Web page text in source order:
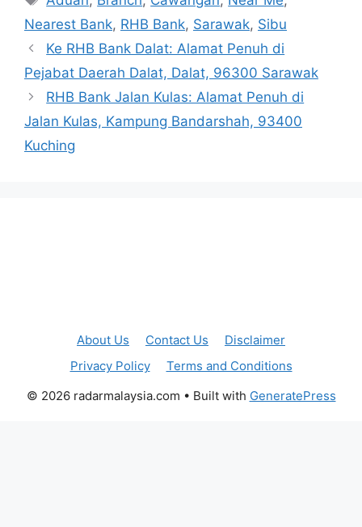
Nearest Bank, RHB Bank, Sarawak, Sibu
Ke RHB Bank Dalat: Alamat Penuh di
Pejabat Daerah Dalat, Dalat, 96300 Sarawak
RHB Bank Jalan Kulas: Alamat Penuh di
Jalan Kulas, Kampung Bandarshah, 93400
Kuching
About Us Contact Us
Disclaimer
Privacy Policy
Terms and Conditions
© 2026 radarmalaysia.com • Built with GeneratePress